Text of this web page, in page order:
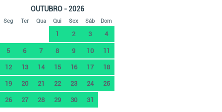
OUTUBRO - 2026
Seg Ter Qua Qui Sex Sáb Dom
1 2 3 4
5 6 7 8 9 10 11
12 13 14 15 16 17 18
19 20 21 22 23 24 25
26 27 28 29 30 31